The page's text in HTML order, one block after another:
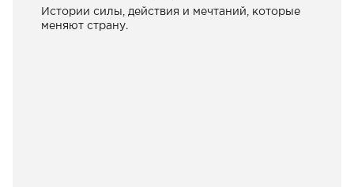
Истории силы, действия и мечтаний, которые
меняют страну.